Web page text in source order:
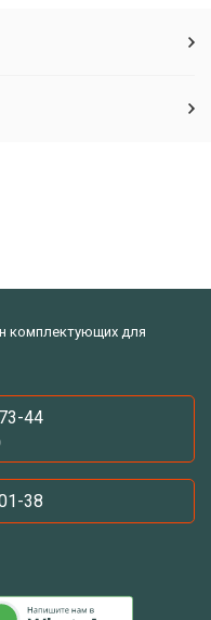
комплектующих для
44
38